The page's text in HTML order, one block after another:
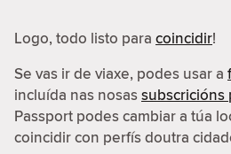
Logo, todo listo para coincidir!
Se vas ir de viaxe, podes usar a
incluída nas nosassubscricións
Passport podes cambiar a túa
coincidir con perfís doutra